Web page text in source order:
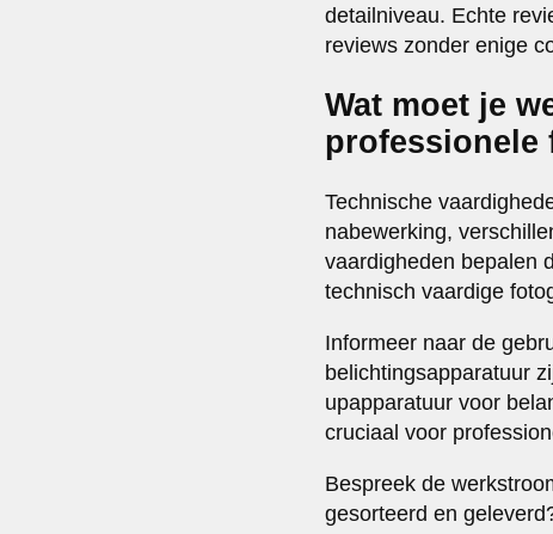
detailniveau. Echte
reviews zonder enige
Wat moet je
professionele
Technische
nabewerking,
vaardigheden bepalen
technisch vaardige
Informeer naar de
belichtingsapparatuur
upapparatuur voor
cruciaal voor
Bespreek de
gesorteerd en